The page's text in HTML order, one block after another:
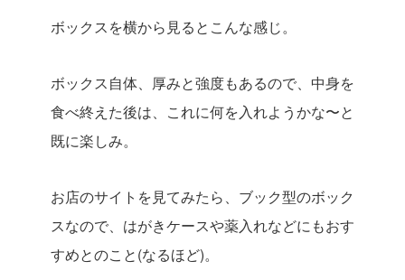
ボックスを横から見るとこんな感じ。
ボックス自体、厚みと強度もあるので、中身を
食べ終えた後は、これに何を入れようかな〜と
既に楽しみ。
お店のサイトを見てみたら、ブック型のボック
スなので、はがきケースや薬入れなどにもおす
すめとのこと(なるほど)。